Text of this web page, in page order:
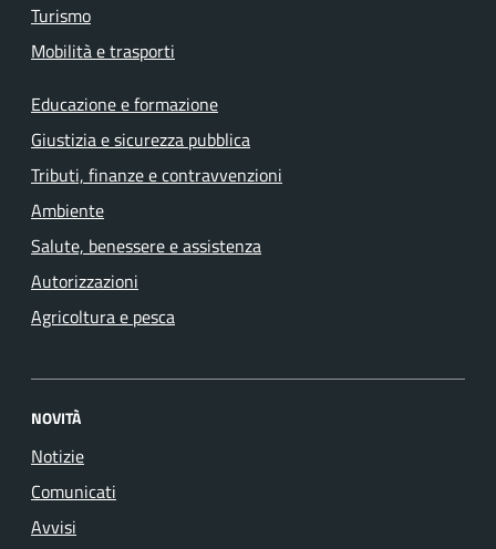
Turismo
Mobilità e trasporti
Educazione e formazione
Giustizia e sicurezza pubblica
Tributi, finanze e contravvenzioni
Ambiente
Salute, benessere e assistenza
Autorizzazioni
Agricoltura e pesca
NOVITÀ
Notizie
Comunicati
Avvisi